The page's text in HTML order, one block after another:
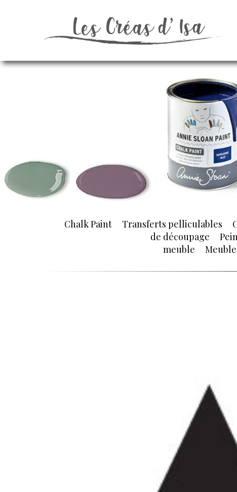
Chalk Paint Transferts pelliculables
de découpage
meuble